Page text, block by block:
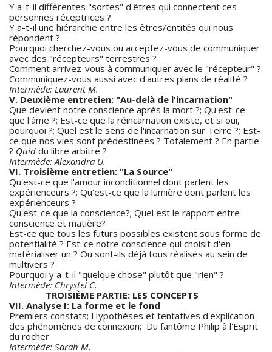
Y a-t-il différentes "sortes" d'êtres qui connectent ces
personnes réceptrices ?
Y a-t-il une hiérarchie entre les êtres/entités qui nous
répondent ?
Pourquoi cherchez-vous ou acceptez-vous de communiquer
avec des "récepteurs" terrestres ?
Comment arrivez-vous à communiquer avec le "récepteur" ?
Communiquez-vous aussi avec d'autres plans de réalité ?
Intermède: Laurent M.
V. Deuxième entretien: "Au-delà de l'incarnation"
Que devient notre conscience après la mort ?; Qu'est-ce
que l'âme ?; Est-ce que la réincarnation existe, et si oui,
pourquoi ?; Quel est le sens de l'incarnation sur Terre ?; Est-
ce que nos vies sont prédestinées ? Totalement ? En partie
? Quid du libre arbitre ?
Intermède: Alexandra U.
VI. Troisième entretien: "La Source"
Qu'est-ce que l'amour inconditionnel dont parlent les
expérienceurs ?; Qu'est-ce que la lumière dont parlent les
expérienceurs ?
Qu'est-ce que la conscience?; Quel est le rapport entre
conscience et matière?
Est-ce que tous les futurs possibles existent sous forme de
potentialité ? Est-ce notre conscience qui choisit d'en
matérialiser un ? Ou sont-ils déjà tous réalisés au sein de
multivers ?
Pourquoi y a-t-il "quelque chose" plutôt que "rien" ?
Intermède: Chrystel C.
TROISIÈME PARTIE: LES CONCEPTS
VII. Analyse I: La forme et le fond
Premiers constats; Hypothèses et tentatives d'explication
des phénomènes de connexion; Du fantôme Philip à l'Esprit
du rocher
Intermède: Sarah M.